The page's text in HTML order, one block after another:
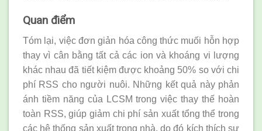
Quan điểm
Tóm lại, việc đơn giản hóa công thức muối hỗn hợp
thay vì cân bằng tất cả các ion và khoáng vi lượng
khác nhau đã tiết kiệm được khoảng 50% so với chi
phí RSS cho người nuôi. Những kết quả này phản
ánh tiềm năng của LCSM trong việc thay thế hoàn
toàn RSS, giúp giảm chi phí sản xuất tổng thể trong
các hệ thống sản xuất trong nhà, do đó kích thích sự